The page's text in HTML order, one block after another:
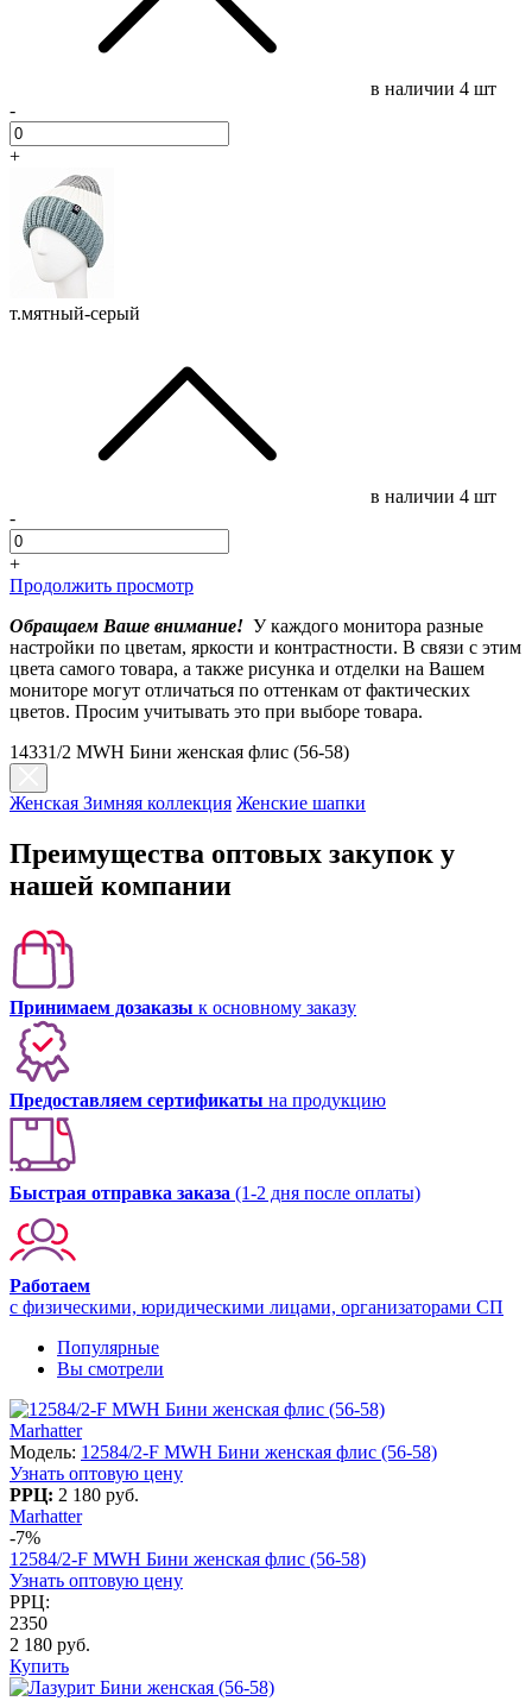
в наличии 4 шт
-
+
т.мятный-серый
в наличии 4 шт
-
+
Продолжить просмотр
Обращаем Ваше внимание! У каждого монитора разные
настройки по цветам, яркости и контрастности. В связи с этим
цвета самого товара, а также рисунка и отделки на Вашем
мониторе могут отличаться по оттенкам от фактических
цветов. Просим учитывать это при выборе товара.
14331/2 MWH Бини женская флис (56-58)
Женская Зимняя коллекция Женские шапки
Преимущества оптовых закупок у
нашей компании
Принимаем дозаказы к основному заказу
Предоставляем сертификаты на продукцию
Быстрая отправка заказа (1-2 дня после оплаты)
Работаем
с физическими, юридическими лицами, организаторами СП
Популярные
Вы смотрели
Marhatter
Модель: 12584/2-F MWH Бини женская флис (56-58)
Узнать оптовую цену
РРЦ: 2 180 руб.
Marhatter
-7%
12584/2-F MWH Бини женская флис (56-58)
Узнать оптовую цену
РРЦ:
2350
2 180 руб.
Купить